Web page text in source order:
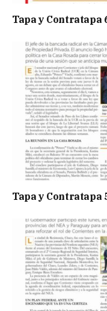
Tapa y Contratapa
Tapa y Contratapa